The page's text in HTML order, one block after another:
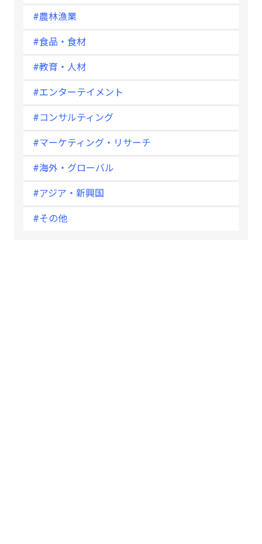
#農林漁業
#食品・食材
#教育・人材
#エンターテイメント
#コンサルティング
#マーケティング・リサーチ
#海外・グローバル
#アジア・新興国
#その他